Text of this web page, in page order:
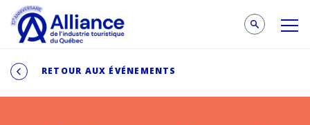
RETOUR AUX ÉVÉNEMENTS